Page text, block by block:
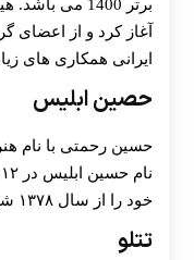
آغاز کرد و از اعضای
ایرانی همکاری های
حصین ابلیس
حسین رحمتی با نام
خود را از سال ۱۳۷۸ شروع کرده است.
تتلو